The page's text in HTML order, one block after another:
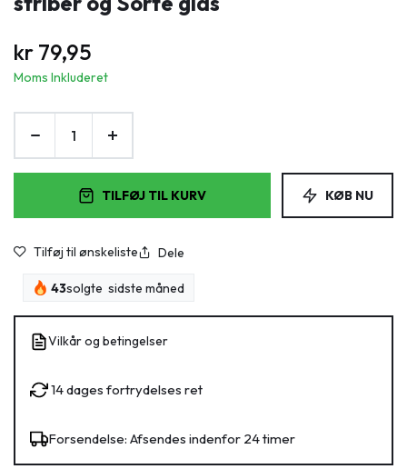
kr 79,95
Moms Inkluderet
TILFØJ TIL KURV KØB NU
Tilføj til ønskeliste Dele
43solgte sidste måned
Vilkår og betingelser
14 dages fortrydelses ret
Forsendelse: Afsendes indenfor 24 timer